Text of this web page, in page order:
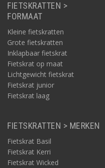
FIETSKRATTEN >
FORMAAT
Kleine fietskratten
Grote fietskratten
Inklapbaar fietskrat
Fietskrat op maat
Lichtgewicht fietskrat
Fietskrat junior
Fietskrat laag
FIETSKRATTEN > MERKEN
Fietskrat Basil
Fietskrat Kerri
Fietskrat Wicked